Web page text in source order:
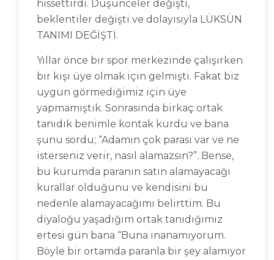
hissettirdi. Düşünceler değişti,
beklentiler değişti ve dolayısıyla LÜKSÜN
TANIMI DEĞİŞTİ.
Yıllar önce bir spor merkezinde çalışırken
bir kişi üye olmak için gelmişti. Fakat biz
uygun görmediğimiz için üye
yapmamıştık. Sonrasında birkaç ortak
tanıdık benimle kontak kurdu ve bana
şunu sordu; “Adamın çok parası var ve ne
isterseniz verir, nasıl alamazsın?”. Bense,
bu kurumda paranın satın alamayacağı
kurallar olduğunu ve kendisini bu
nedenle alamayacağımı belirttim. Bu
diyaloğu yaşadığım ortak tanıdığımız
ertesi gün bana “Buna inanamıyorum.
Böyle bir ortamda paranla bir şey alamıyor